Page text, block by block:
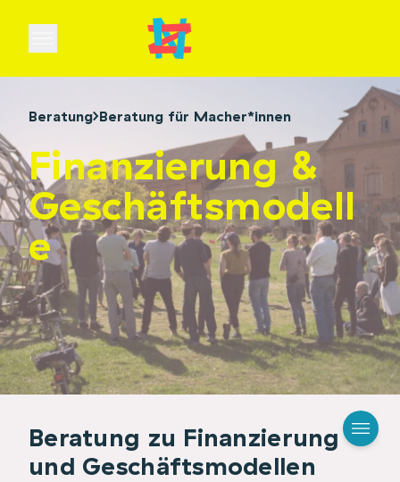
Open main menu
Beratung Beratung für Macher*innen
Finanzierung &
Geschäftsmodell
e
Beratung zu Finanzierung
und Geschäftsmodellen